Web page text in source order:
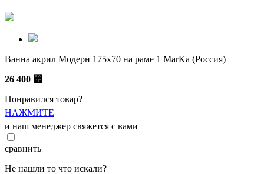
Ванна акрил Модерн 175х70 на раме 1 MarKa (Россия)
26 400 ⃏
Понравился товар?
НАЖМИТЕ
и наш менеджер свяжется с вами
сравнить
Не нашли то что искали?